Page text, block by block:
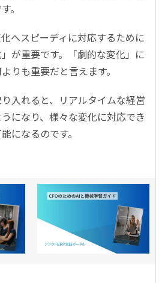
。
へスピーディに対応するために
」が重要です。「劇的な変化」に
りも重要だと言えます。
入れると、リアルタイムな経営
になり、様々な変化に対応でき
になるのです。